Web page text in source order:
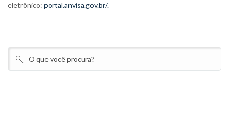
eletrônico: portal.anvisa.gov.br/.